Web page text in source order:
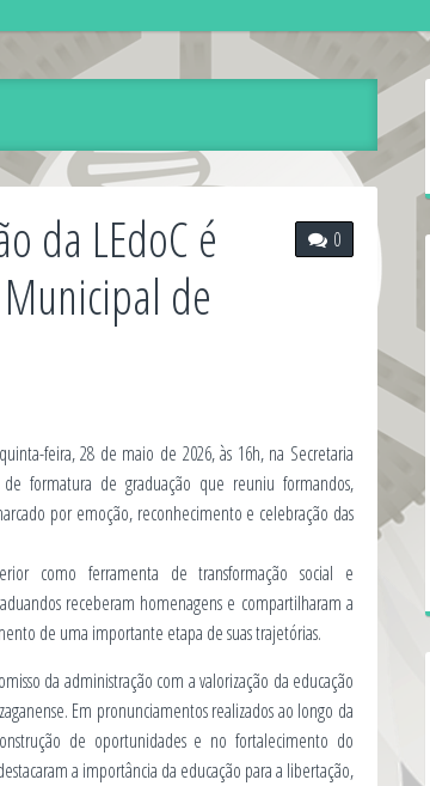
0
da LEdoC é
de
feira, 28 de maio de 2026, às 16h, na Secretaria
formatura de graduação que reuniu formandos,
por emoção, reconhecimento e celebração das
como ferramenta de transformação social e
receberam homenagens e compartilharam a
de uma importante etapa de suas trajetórias.
da administração com a valorização da educação
Em pronunciamentos realizados ao longo da
de oportunidades e no fortalecimento do
a importância da educação para a libertação,